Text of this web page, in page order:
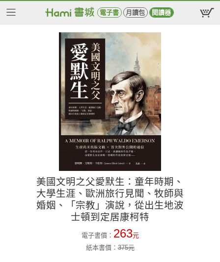
電子書 月讀包 閱讀器
美國文明之父愛默生：童年時期、
大學生涯、歐洲旅行見聞、牧師與
婚姻、「宗教」演說，從出生地波
士頓到定居康柯特
電子書價： 263元
紙本書價：375元